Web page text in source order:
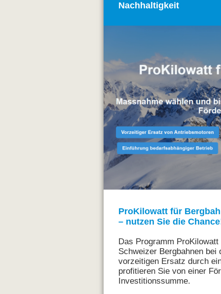
Nachhaltigkeit
ProKilowatt für
– nutzen Sie die
Das Programm
Schweizer Bergbahnen
vorzeitigen Ersatz durch
profitieren Sie von einer
Investitionssumme.